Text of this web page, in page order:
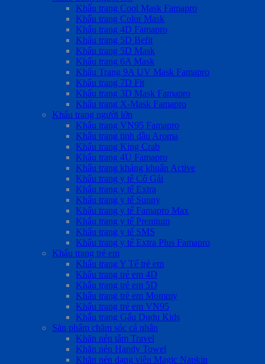
Khẩu trang Cool Mask Famapro
Khẩu trang Color Mask
Khẩu trang 4D Famapro
Khẩu trang 5D Befit
Khẩu trang 5D Mask
Khẩu trang 6A Mask
Khẩu Trang 9A UV Mask Famapro
Khẩu trang 7D Fit
Khẩu trang 3D Mask Famapro
Khẩu trang X-Mask Famapro
Khẩu trang người lớn
Khẩu trang VN95 Famapro
Khẩu trang tinh dầu Aroma
Khẩu trang King Crab
Khẩu trang 4U Famapro
Khẩu trang kháng khuẩn Active
Khẩu trang y tế Cô Gái
Khẩu trang y tế Extra
Khẩu trang y tế Sunny
Khẩu trang y tế Famapro Max
Khẩu trang y tế Premium
Khẩu trang y tế SMS
Khẩu trang y tế Extra Plus Famapro
Khẩu trang trẻ em
Khẩu trang Y Tế trẻ em
Khẩu trang trẻ em 4D
Khẩu trang trẻ em 5D
Khẩu trang trẻ em Mommy
Khẩu trang trẻ em VN95
Khẩu trang Gấu Dudu Kids
Sản phẩm chăm sóc cá nhân
Khăn nén tắm Travel
Khăn nén Handy Towel
Khăn nén dạng viên Magic Napkin